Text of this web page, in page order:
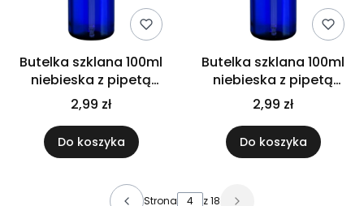
Butelka szklana 100ml
niebieska z pipetą
gwarancyjną
2,99 zł
Do koszyka
Butelka szklana 100ml
niebieska z pipetą
złotą białą
2,99 zł
Do koszyka
Strona z 18